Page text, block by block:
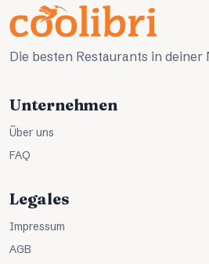
Die besten Restaurants in deiner
Unternehmen
Über uns
FAQ
Legales
Impressum
AGB